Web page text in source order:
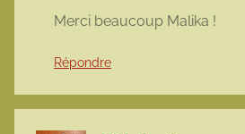
Merci beaucoup Malika !
Répondre